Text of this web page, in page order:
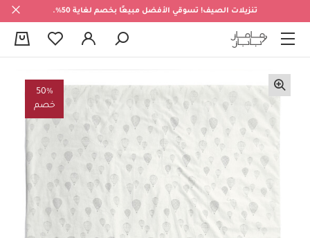
تنزيلات الصيف! تسوقي الأفضل مبيعًا بخصم لغاية 50%.
50%
خصم